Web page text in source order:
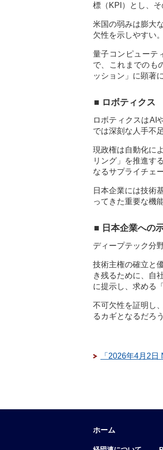
標（KPI）とし、
米国の弱みは膨大
欠性を示しやすい。
量子コンピューテ
で、これまでのも
ッション」に顕著
■ ロボティクス
ロボティクスはAI
では深刻な人手不
現政権は自動化に
リング」を推進す
なるサプライチェ
日本企業には技術
ってきた重要な機
■ 日本企業への
ディープテック分
技術主権の確立と
き残るために、自
に提示し、求める
不可欠性を証明し
るカギとなるだろう
「2026年4月2
ホーム